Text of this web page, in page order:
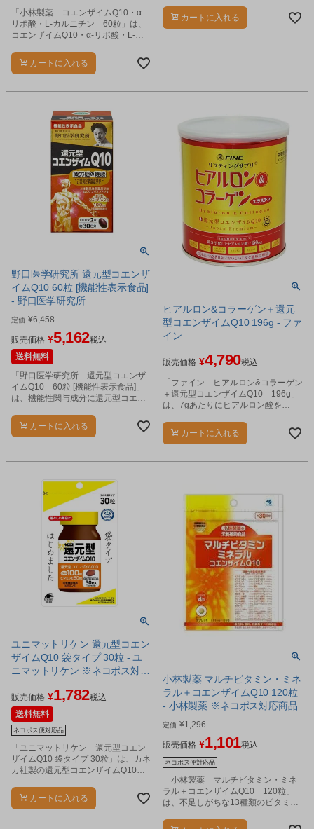
「小林製薬 コエンザイムQ10・α-
リポ酸・L-カルニチン 60粒」は、
コエンザイムQ10・α-リポ酸・L-カ
することができます。
カートに入れる
し、さらに還元型コエンザイムQ10
を配合した、若々しい毎日を応援す
カートに入れる
野口医学研究所 還元型コエンザ
イムQ10 60粒 [機能性表示食品]
- 野口医学研究所
定価 ¥6,458
販売価格 ¥5,162税込
送料無料
「野口医学研究所 還元型コエンザ
イムQ10 60粒 [機能性表示食品]」
は、機能性関与成分に還元型コエン
品です。
カートに入れる
ヒアルロン&コラーゲン＋還元
型コエンザイムQ10 196g - ファ
イン
販売価格 ¥4,790税込
「ファイン ヒアルロン&コラーゲン
＋還元型コエンザイムQ10 196g」
は、7gあたりにヒアルロン酸を
ミンC、ビオチン)です。
カートに入れる
ユニマットリケン 還元型コエン
ザイムQ10 袋タイプ 30粒 - ユ
ニマットリケン ※ネコポス対応
販売価格 ¥1,782税込
送料無料
ネコポス便対応品
「ユニマットリケン 還元型コエン
ザイムQ10 袋タイプ 30粒」は、カネ
カ社製の還元型コエンザイムQ10を1
タミンEを配合した栄養機能食品(ビ
タミンE)です
カートに入れる
小林製薬 マルチビタミン・ミネ
ラル＋コエンザイムQ10 120粒
- 小林製薬 ※ネコポス対応商品
定価 ¥1,296
販売価格 ¥1,101税込
ネコポス便対応品
「小林製薬 マルチビタミン・ミネ
ラル＋コエンザイムQ10 120粒」
は、不足しがちな13種類のビタミ
摂取できます。